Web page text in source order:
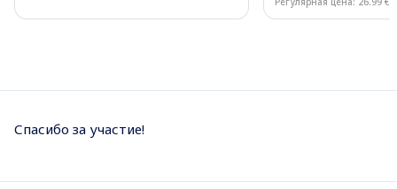
Спасибо за участие!